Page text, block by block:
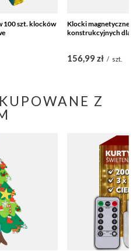
100 szt. klocków
Klocki magnetyczne,
konstrukcyjnych dla
156,99 zł / szt.
Z